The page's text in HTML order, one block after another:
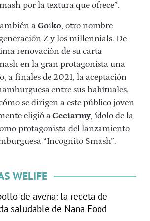
por la textura que ofrece”.
a Goiko, otro nombre
Z y los millennials. De
renovación de su carta
en la gran protagonista una
a finales de 2021, la aceptación
entre sus habituales.
se dirigen a este público joven
eligió a Ceciarmy, ídolo de la
protagonista del lanzamiento
“Incognito Smash”.
WELIFE
de avena: la receta de
saludable de Nana Food